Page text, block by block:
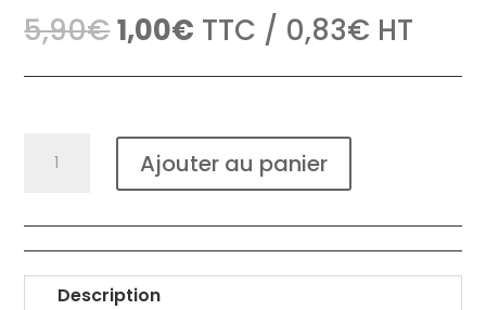
5,90€Le
prix
initial
5,90€.
1,00€ Le
actuel
1,00€.
TTC / 0,83€ HT
Black
(couleur
Noire)
Ajouter au panier
Description